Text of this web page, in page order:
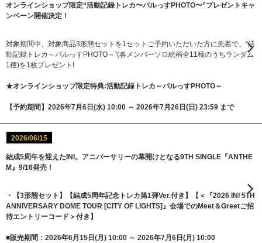
オンラインショップ限定“活動記録トレカ〜パルっすPHOTO〜”プレゼントキャ
ンペーン開催決定！
対象期間中、対象商品3形態セットを1セットご予約いただいた方に先着で、“活
動記録トレカ～パルっすPHOTO～”(各メンバーソロ絵柄全11種のうちランダム
1種)を1枚プレゼント!
★オンラインショップ限定特典:活動記録トレカ～パルっすPHOTO～
【予約期間】2026年7月6日(水) 10:00 ～ 2026年7月26日(日) 23:59 まで
2026/06/15
結成5周年を迎えたINI。アニバーサリーの幕開けとなる9TH SINGLE『ANTHE
M』9/16発売！
・【3形態セット】【結成5周年記念トレカ第1弾Ver.付き】【＜『2026 INI 5TH
ANNIVERSARY DOME TOUR [CITY OF LIGHTS]』会場でのMeet＆Greetご招
待エントリーコード＞付き】
■販売期間：2026年6月15日(月) 10:00 ～ 2026年7月6日(月) 10:00